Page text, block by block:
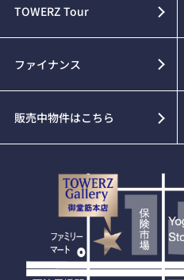
TOWERZ Tour
ファイナンス
販売中物件はこちら